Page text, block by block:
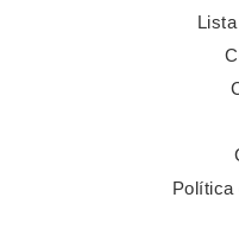
Política